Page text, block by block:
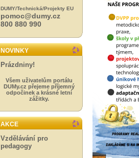
DUMY/Technická/Projekty EU
pomoc@dumy.cz
800 880 990
NOVINKY
Prázdniny!
Všem uživatelům portálu
DUMy.cz přejeme příjemný
odpočinek a krásné letní
zážitky.
AKCE
Vzdělávání pro
pedagogy